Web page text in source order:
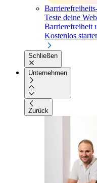
Teste deine
Barrierefreiheit
Kostenlos
Schließen
Unternehmen
Zurück